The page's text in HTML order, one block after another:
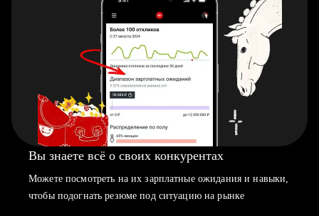
Вы знаете всё о своих конкурентах
Можете посмотреть на их зарплатные ожидания и навыки,
чтобы подогнать резюме под ситуацию на рынке